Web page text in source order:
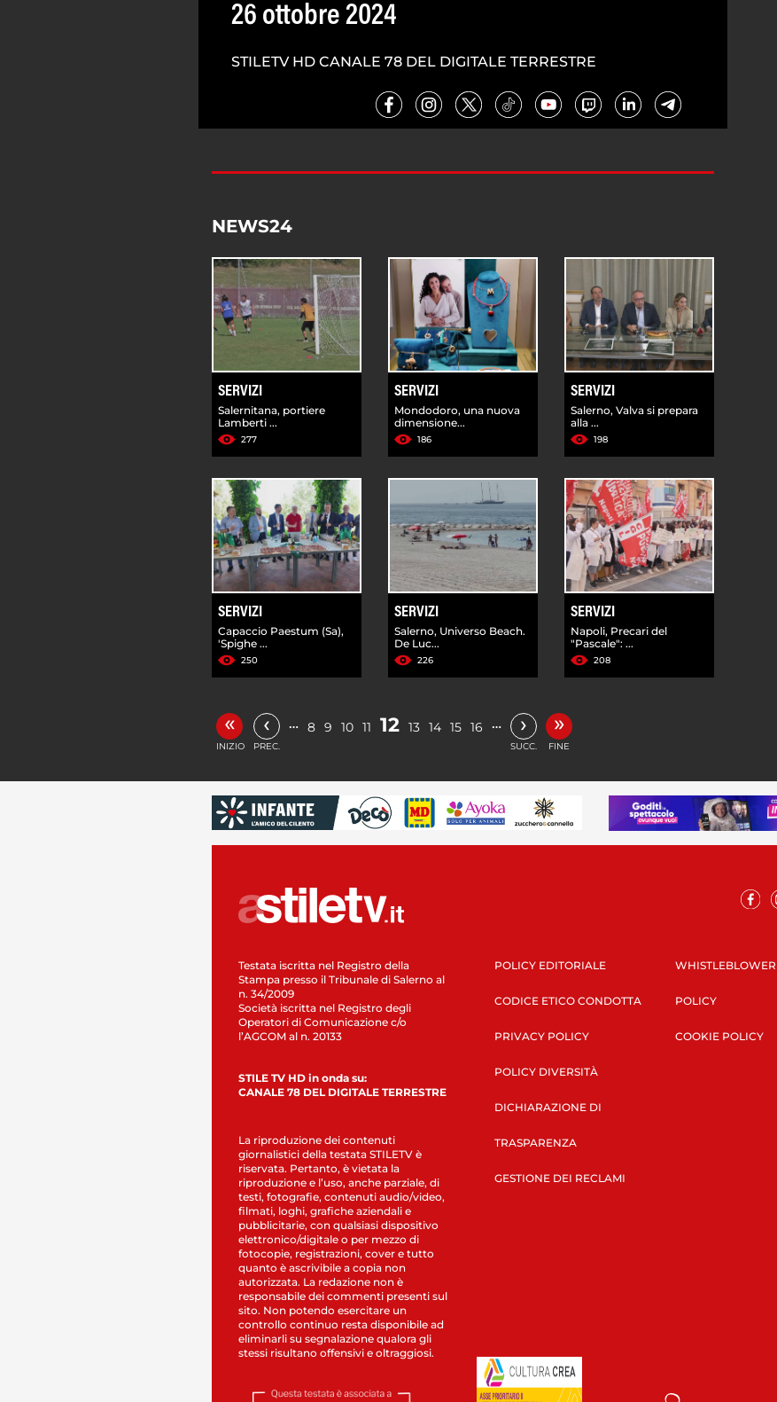
26 ottobre 2024
STILETV HD CANALE 78 DEL DIGITALE TERRESTRE
NEWS24
SERVIZI
Salernitana, portiere
Lamberti ...
277
SERVIZI
Mondodoro, una nuova
dimensione...
186
SERVIZI
Salerno, Valva si prepara
alla ...
198
SERVIZI
Capaccio Paestum (Sa),
'Spighe ...
250
SERVIZI
Salerno, Universo Beach.
De Luc...
226
SERVIZI
Napoli, Precari del
"Pascale": ...
208
«
INIZIO
‹
PREC.
… 8 9 10 11 12 13 14 15 16 … ›
SUCC.
»
FINE
Testata iscritta nel Registro della
Stampa presso il Tribunale di Salerno al
n. 34/2009
Società iscritta nel Registro degli
Operatori di Comunicazione c/o
l’AGCOM al n. 20133
STILE TV HD in onda su:
CANALE 78 DEL DIGITALE TERRESTRE
La riproduzione dei contenuti
giornalistici della testata STILETV è
riservata. Pertanto, è vietata la
riproduzione e l’uso, anche parziale, di
testi, fotografie, contenuti audio/video,
filmati, loghi, grafiche aziendali e
pubblicitarie, con qualsiasi dispositivo
elettronico/digitale o per mezzo di
fotocopie, registrazioni, cover e tutto
quanto è ascrivibile a copia non
autorizzata. La redazione non è
responsabile dei commenti presenti sul
sito. Non potendo esercitare un
controllo continuo resta disponibile ad
eliminarli su segnalazione qualora gli
stessi risultano offensivi e oltraggiosi.
POLICY EDITORIALE
CODICE ETICO CONDOTTA
PRIVACY POLICY
POLICY DIVERSITÀ
DICHIARAZIONE DI
TRASPARENZA
GESTIONE DEI RECLAMI
WHISTLEBLOWER
POLICY
COOKIE POLICY